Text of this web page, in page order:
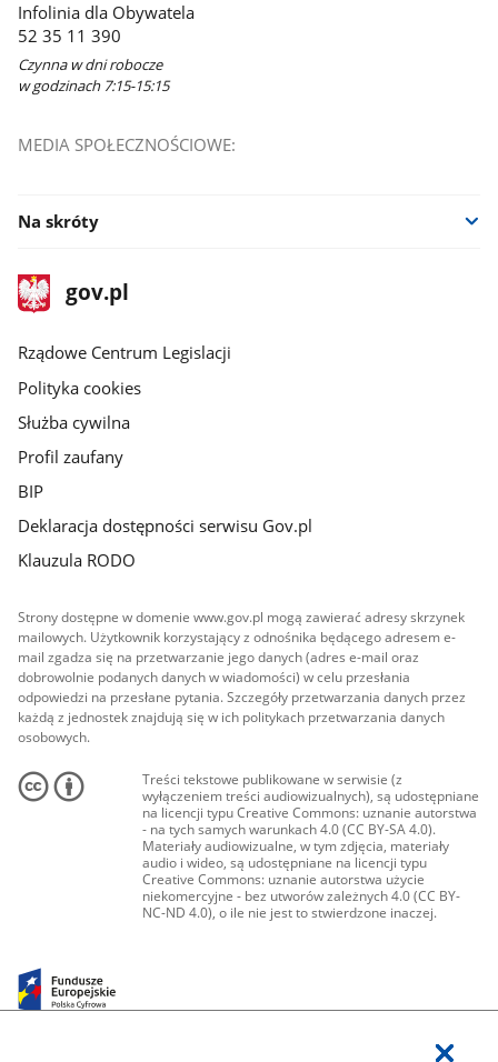
Infolinia dla Obywatela
52 35 11 390
Czynna w dni robocze
w godzinach 7:15-15:15
MEDIA SPOŁECZNOŚCIOWE:
Na skróty
stopka
gov.plStrona
gov.pl
Rządowe Centrum Legislacji
Polityka cookies
Służba cywilna
Profil zaufany
BIP
Deklaracja dostępności serwisu Gov.pl
Klauzula RODO
Strony dostępne w domenie www.gov.pl mogą zawierać adresy skrzynek
mailowych. Użytkownik korzystający z odnośnika będącego adresem e-
mail zgadza się na przetwarzanie jego danych (adres e-mail oraz
dobrowolnie podanych danych w wiadomości) w celu przesłania
odpowiedzi na przesłane pytania. Szczegóły przetwarzania danych przez
każdą z jednostek znajdują się w ich politykach przetwarzania danych
osobowych.
Treści tekstowe publikowane w serwisie (z
wyłączeniem treści audiowizualnych), są udostępniane
na licencji typu Creative Commons: uznanie autorstwa
- na tych samych warunkach 4.0 (CC BY-SA 4.0).
Materiały audiowizualne, w tym zdjęcia, materiały
audio i wideo, są udostępniane na licencji typu
Creative Commons: uznanie autorstwa użycie
niekomercyjne - bez utworów zależnych 4.0 (CC BY-
NC-ND 4.0), o ile nie jest to stwierdzone inaczej.